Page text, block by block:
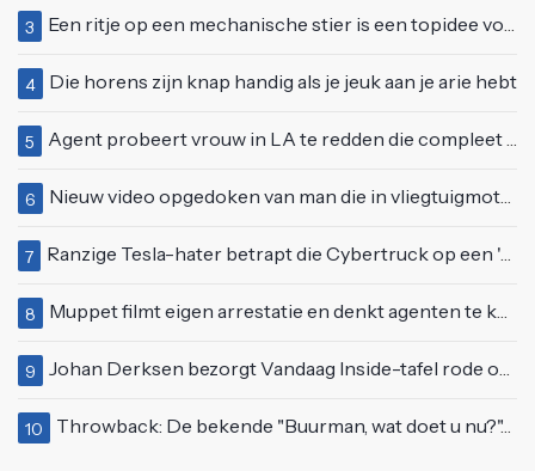
3 Een ritje op een mechanische stier is een topidee voor een eerste date
4 Die horens zijn knap handig als je jeuk aan je arie hebt
5 Agent probeert vrouw in LA te redden die compleet van het padje is
6 Nieuw video opgedoken van man die in vliegtuigmotor springt op vliegveld Milaan
7 Ranzige Tesla-hater betrapt die Cybertruck op een 'speciale bruine coating' trakteert
8 Muppet filmt eigen arrestatie en denkt agenten te kunnen laten schorsen: "Jullie krijgen maandje vakantie"
9 Johan Derksen bezorgt Vandaag Inside-tafel rode oortjes met vuig verhaal: "Dat gebeurde al in de gang"
10 Throwback: De bekende "Buurman, wat doet u nu?"-scène uit Flodder met Tatjana Šimić